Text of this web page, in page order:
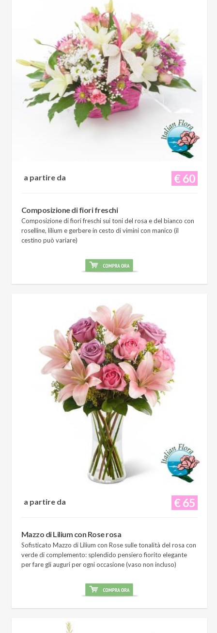
€ 60
a partire da
Composizione di fiori freschi
Composizione di fiori freschi sui toni del rosa e del bianco con
roselline, lilium e gerbere in cesto di vimini con manico (il
cestino può variare)
€ 65
a partire da
Mazzo di Lilium con Rose rosa
Sofisticato Mazzo di Lilium con Rose sulle tonalità del rosa con
verde di complemento: splendido pensiero fiorito elegante
per fare gli auguri per ogni occasione (vaso non incluso)